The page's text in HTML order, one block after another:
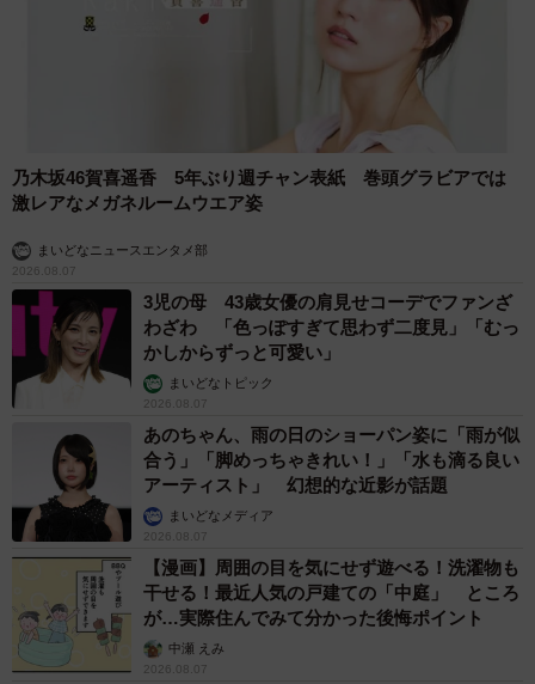
乃木坂46賀喜遥香 5年ぶり週チャン表紙 巻頭グラビアでは
激レアなメガネルームウエア姿
まいどなニュースエンタメ部
2026.08.07
3児の母 43歳女優の肩見せコーデでファンざ
わざわ 「色っぽすぎて思わず二度見」「むっ
かしからずっと可愛い」
まいどなトピック
2026.08.07
あのちゃん、雨の日のショーパン姿に「雨が似
合う」「脚めっちゃきれい！」「水も滴る良い
アーティスト」 幻想的な近影が話題
まいどなメディア
2026.08.07
【漫画】周囲の目を気にせず遊べる！洗濯物も
干せる！最近人気の戸建ての「中庭」 ところ
が…実際住んでみて分かった後悔ポイント
中瀬 えみ
2026.08.07